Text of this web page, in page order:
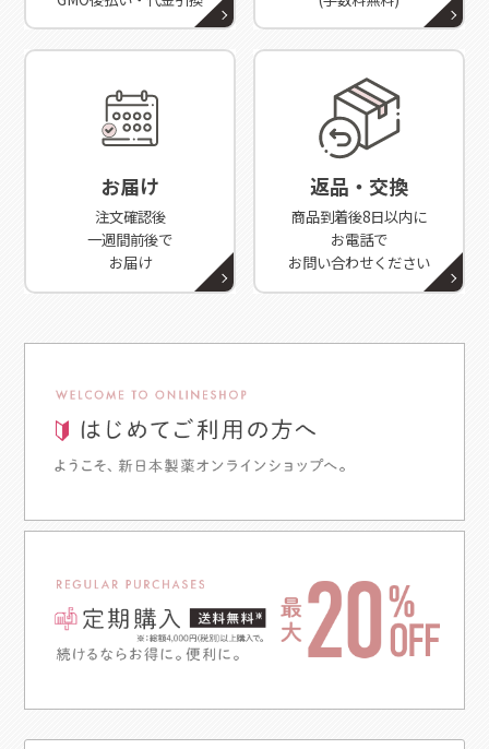
お届け
注文確認後
一週間前後で
お届け
返品・交換
商品到着後8日以内に
お電話で
お問い合わせください